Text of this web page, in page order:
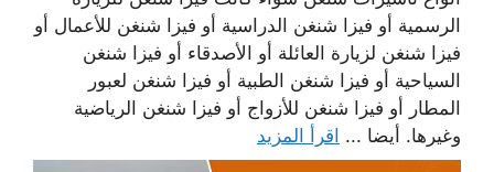
الرسمية أو فيزا شنغن الدراسية أو فيزا شنغن للأعمال أو
فيزا شنغن لزيارة العائلة أو الأصدقاء أو فيزا شنغن
السياحية أو فيزا شنغن الطبية أو فيزا شنغن لعبور
المطار أو فيزا شنغن للأزواج أو فيزا شنغن الرياضية
وغيرها. أيضا ... اقرأ المزيد